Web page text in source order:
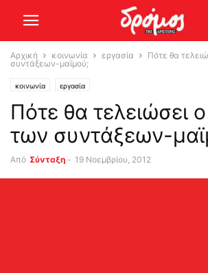
Αρχική κοινωνία εργασία
Πότε θα
συντάξεων-μαϊμού;
κοινωνία εργασία
Πότε θα τελειώσει
των συντάξεων-
Από Σύνταξη - 19 Νοεμβρίου, 2012